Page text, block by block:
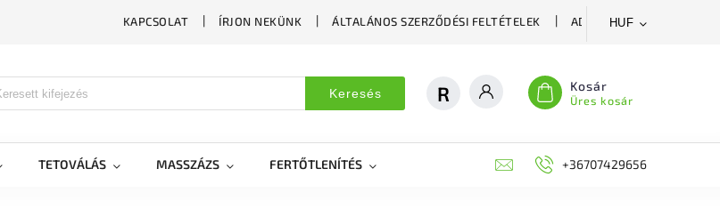
KAPCSOLAT ÍRJON NEKÜNK ÁLTALÁNOS SZERZŐDÉSI FELTÉTELEK ADATVÉDELMI
HUF
Keresés Kosár
Üres kosár
TETOVÁLÁS MASSZÁZS FERTŐTLENÍTÉS DEKORÁCIÓS FALPANEL, MŰNÖVÉNY FAL
+36707429656